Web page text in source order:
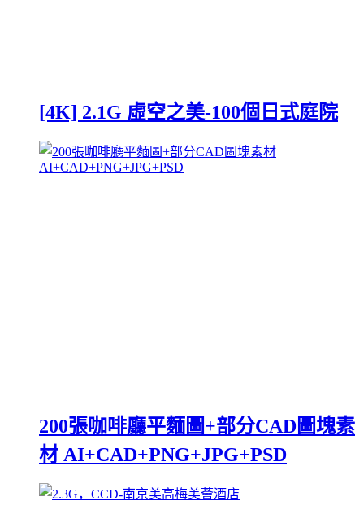
[4K] 2.1G 虛空之美-100個日式庭院
200張咖啡廳平麵圖+部分CAD圖塊素
材 AI+CAD+PNG+JPG+PSD